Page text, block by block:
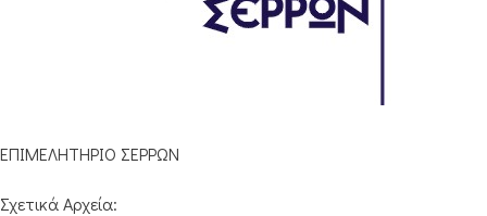
ΕΠΙΜΕΛΗΤΗΡΙΟ ΣΕΡΡΩΝ
Σχετικά Αρχεία: